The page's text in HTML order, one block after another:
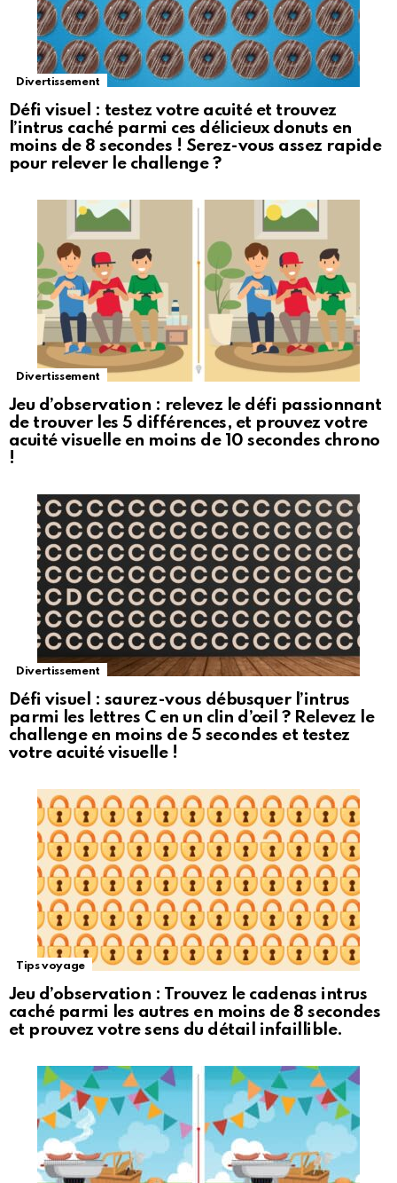
Divertissement
Défi visuel : testez votre acuité et trouvez
l’intrus caché parmi ces délicieux donuts en
moins de 8 secondes ! Serez-vous assez rapide
pour relever le challenge ?
Divertissement
Jeu d’observation : relevez le défi passionnant
de trouver les 5 différences, et prouvez votre
acuité visuelle en moins de 10 secondes chrono
!
Divertissement
Défi visuel : saurez-vous débusquer l’intrus
parmi les lettres C en un clin d’œil ? Relevez le
challenge en moins de 5 secondes et testez
votre acuité visuelle !
Tips voyage
Jeu d’observation : Trouvez le cadenas intrus
caché parmi les autres en moins de 8 secondes
et prouvez votre sens du détail infaillible.